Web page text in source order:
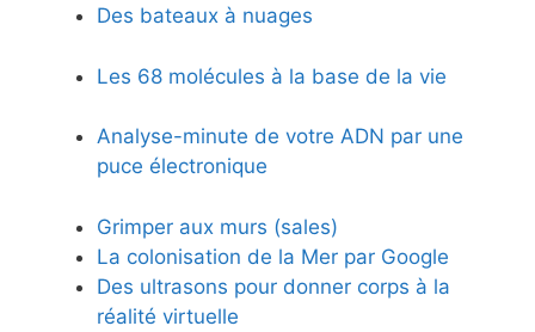
Des bateaux à nuages
Les 68 molécules à la base de la vie
Analyse-minute de votre ADN par une
puce électronique
Grimper aux murs (sales)
La colonisation de la Mer par Google
Des ultrasons pour donner corps à la
réalité virtuelle